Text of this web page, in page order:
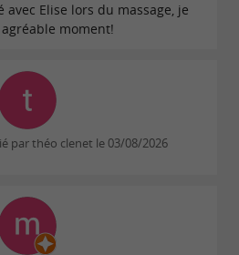
offre également une
soins du corps
, des
spécifiques comme la
avec Elise lors du massage, je
moment!
par théo clenet le 03/08/2026